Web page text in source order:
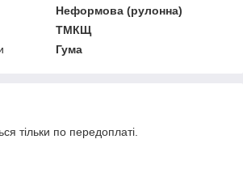
Неформова (рулонна)
ТМКЩ
Гума
тільки по передоплаті.